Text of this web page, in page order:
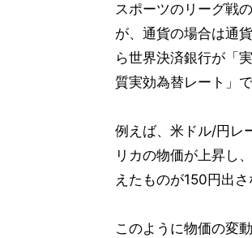
スポーツのリーグ戦
が、通貨の場合は通
ら世界決済銀行が「
質実効為替レート」で
例えば、米ドル/円レ
リカの物価が上昇し
えたものが150円出
このように物価の変